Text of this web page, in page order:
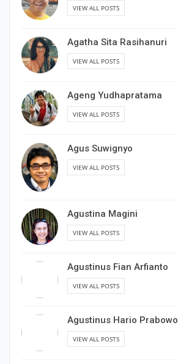
VIEW ALL POSTS
Agatha Sita Rasihanuri
VIEW ALL POSTS
Ageng Yudhapratama
VIEW ALL POSTS
Agus Suwignyo
VIEW ALL POSTS
Agustina Magini
VIEW ALL POSTS
Agustinus Fian Arfianto
VIEW ALL POSTS
Agustinus Hario Prabowo
VIEW ALL POSTS